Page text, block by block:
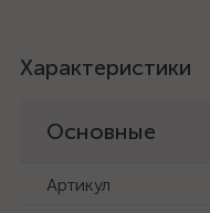
Характеристики
Основные
Артикул